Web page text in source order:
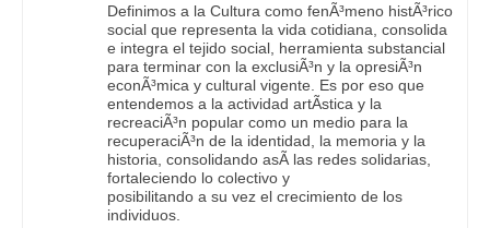
Definimos a la Cultura como fenÃ³meno histÃ³rico
social que representa la vida cotidiana, consolida
e integra el tejido social, herramienta substancial
para terminar con la exclusiÃ³n y la opresiÃ³n
econÃ³mica y cultural vigente. Es por eso que
entendemos a la actividad artÃ­stica y la
recreaciÃ³n popular como un medio para la
recuperaciÃ³n de la identidad, la memoria y la
historia, consolidando asÃ­ las redes solidarias,
fortaleciendo lo colectivo y
posibilitando a su vez el crecimiento de los
individuos.